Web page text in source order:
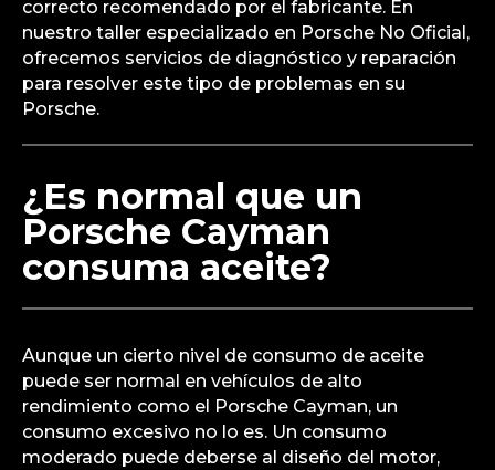
correcto recomendado por el fabricante. En
nuestro taller especializado en Porsche No Oficial,
ofrecemos servicios de diagnóstico y reparación
para resolver este tipo de problemas en su
Porsche.
¿Es normal que un
Porsche Cayman
consuma aceite?
Aunque un cierto nivel de consumo de aceite
puede ser normal en vehículos de alto
rendimiento como el Porsche Cayman, un
consumo excesivo no lo es. Un consumo
moderado puede deberse al diseño del motor,